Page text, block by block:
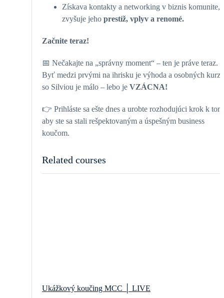
Získava kontakty a networking v biznis komunite,
zvyšuje jeho prestíž, vplyv a renomé.
Začnite teraz!
📅 Nečakajte na „správny moment“ – ten je práve teraz.
Byť medzi prvými na ihrisku je výhoda a osobných
so Silviou je málo – lebo je VZÁCNA!
👉 Prihláste sa ešte dnes a urobte rozhodujúci krok k
aby ste sa stali rešpektovaným a úspešným business
koučom.
Related courses
Ukážkový koučing MCC │ LIVE